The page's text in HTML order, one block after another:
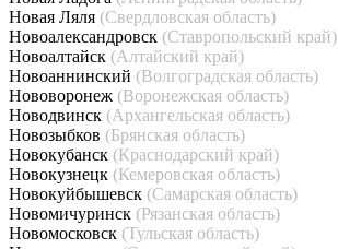
Новая Ляля (Свердловская область)
Новоалександровск (Ставропольский край)
Новоалтайск (Алтайский край)
Новоаннинский (Волгоградская область)
Нововоронеж (Воронежская область)
Новодвинск (Архангельская область)
Новозыбков (Брянская область)
Новокубанск (Краснодарский край)
Новокузнецк (Кемеровская область)
Новокуйбышевск (Самарская область)
Новомичуринск (Рязанская область)
Новомосковск (Тульская область)